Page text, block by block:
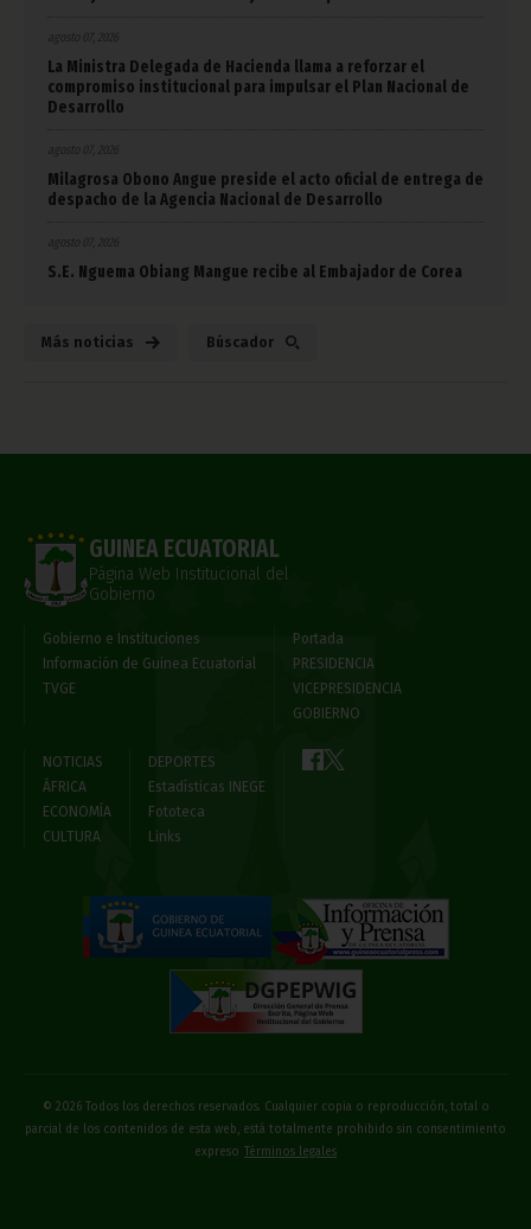
agosto 07, 2026
La Ministra Delegada de Hacienda llama a reforzar el
compromiso institucional para impulsar el Plan Nacional de
Desarrollo
agosto 07, 2026
Milagrosa Obono Angue preside el acto oficial de entrega de
despacho de la Agencia Nacional de Desarrollo
agosto 07, 2026
S.E. Nguema Obiang Mangue recibe al Embajador de Corea
Más noticias Búscador
GUINEA ECUATORIAL
Página Web Institucional del
Gobierno
Gobierno e Instituciones
Información de Guinea Ecuatorial
TVGE
Portada
PRESIDENCIA
VICEPRESIDENCIA
GOBIERNO
NOTICIAS
ÁFRICA
ECONOMÍA
CULTURA
DEPORTES
Estadísticas INEGE
Fototeca
Links
© 2026 Todos los derechos reservados. Cualquier copia o reproducción, total o
parcial de los contenidos de esta web, está totalmente prohibido sin consentimiento
expreso Términos legales